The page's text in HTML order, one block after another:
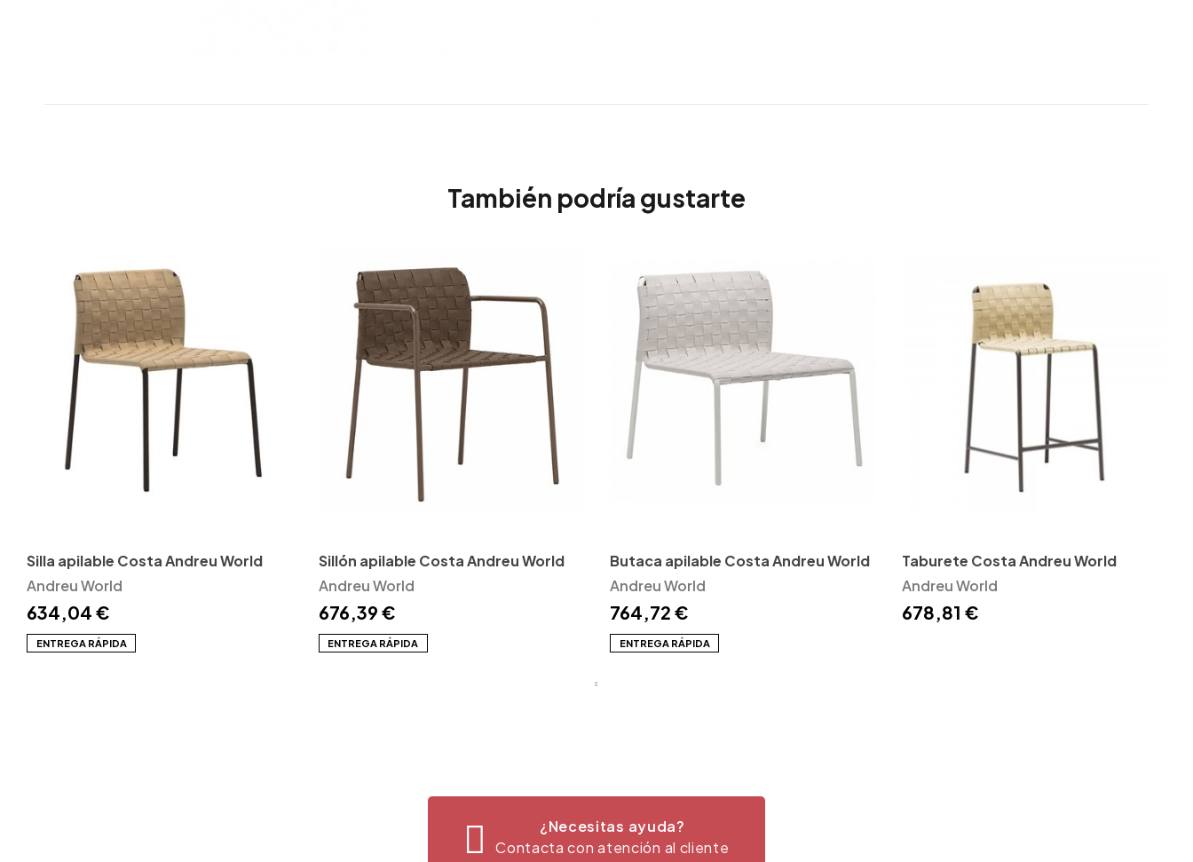
También podría gustarte
Silla apilable Costa Andreu World
Andreu World
634,04 €
ENTREGA RÁPIDA
Sillón apilable Costa Andreu World
Andreu World
676,39 €
ENTREGA RÁPIDA
Butaca apilable Costa Andreu World
Andreu World
764,72 €
ENTREGA RÁPIDA
Taburete Costa Andreu World
Andreu World
678,81 €
¿Necesitas ayuda?
Contacta con atención al cliente